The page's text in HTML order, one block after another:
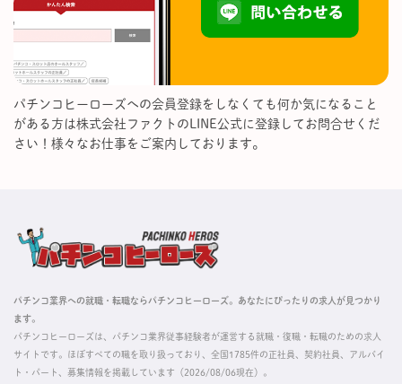
パチンコヒーローズへの会員登録をしなくても何か気になること
がある方は株式会社ファクトのLINE公式に登録してお問合せくだ
さい！様々なお仕事をご案内しております。
パチンコ業界への就職・転職ならパチンコヒーローズ。あなたにぴったりの求人が見つかり
ます。
パチンコヒーローズは、パチンコ業界従事経験者が運営する就職・復職・転職のための求人
サイトです。ほぼすべての職を取り扱っており、全国1785件の正社員、契約社員、アルバイ
ト・パート、募集情報を掲載しています（2026/08/06現在）。